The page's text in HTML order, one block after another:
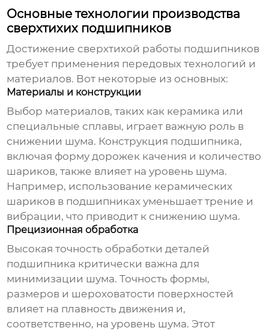
Основные технологии производства
сверхтихих подшипников
Достижение сверхтихой работы подшипников
требует применения передовых технологий и
материалов. Вот некоторые из основных:
Материалы и конструкции
Выбор материалов, таких как керамика или
специальные сплавы, играет важную роль в
снижении шума. Конструкция подшипника,
включая форму дорожек качения и количество
шариков, также влияет на уровень шума.
Например, использование керамических
шариков в подшипниках уменьшает трение и
вибрации, что приводит к снижению шума.
Прецизионная обработка
Высокая точность обработки деталей
подшипника критически важна для
минимизации шума. Точность формы,
размеров и шероховатости поверхностей
влияет на плавность движения и,
соответственно, на уровень шума. Этот